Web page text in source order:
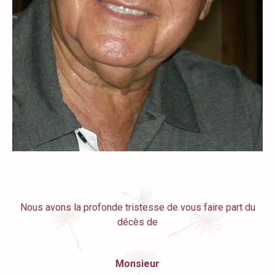
Nous avons la profonde tristesse de vous faire part du
décès de
Monsieur